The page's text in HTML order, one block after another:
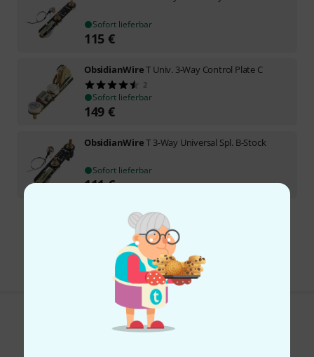
Sofort lieferbar
115 €
ObsidianWireT Univ. 3-Way Control Plate C
2
Sofort lieferbar
149 €
ObsidianWireT 3-Way Universal Spl. B-Stock
Sofort lieferbar
111€
Kostenloser Versand ab 29 €
Alle Preise inkl. MwSt.
Gefällt Ihnen, was Sie sehen?